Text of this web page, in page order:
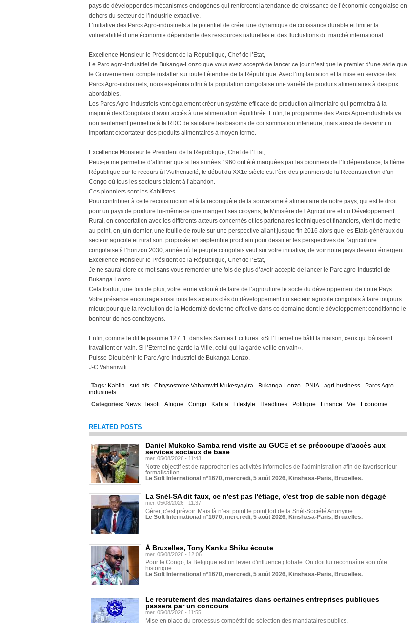
pays de développer des mécanismes endogènes qui renforcent la tendance de croissance de l’économie congolaise en
dehors du secteur de l’industrie extractive.
L’initiative des Parcs Agro-industriels a le potentiel de créer une dynamique de croissance durable et limiter la
vulnérabilité d’une économie dépendante des ressources naturelles et des fluctuations du marché international.
Excellence Monsieur le Président de la République, Chef de l’Etat,
Le Parc agro-industriel de Bukanga-Lonzo que vous avez accepté de lancer ce jour n’est que le premier d’une série que
le Gouvernement compte installer sur toute l’étendue de la République. Avec l’implantation et la mise en service des
Parcs Agro-industriels, nous espérons offrir à la population congolaise une variété de produits alimentaires à des prix
abordables.
Les Parcs Agro-industriels vont également créer un système efficace de production alimentaire qui permettra à la
majorité des Congolais d’avoir accès à une alimentation équilibrée. Enfin, le programme des Parcs Agro-industriels va
non seulement permettre à la RDC de satisfaire les besoins de consommation intérieure, mais aussi de devenir un
important exportateur des produits alimentaires à moyen terme.
Excellence Monsieur le Président de la République, Chef de l’Etat,
Peux-je me permettre d’affirmer que si les années 1960 ont été marquées par les pionniers de l’Indépendance, la IIème
République par le recours à l’Authenticité, le début du XX1e siècle est l’ère des pionniers de la Reconstruction d’un
Congo où tous les secteurs étaient à l’abandon.
Ces pionniers sont les Kabilistes.
Pour contribuer à cette reconstruction et à la reconquête de la souveraineté alimentaire de notre pays, qui est le droit
pour un pays de produire lui-même ce que mangent ses citoyens, le Ministère de l’Agriculture et du Développement
Rural, en concertation avec les différents acteurs concernés et les partenaires techniques et financiers, vient de mettre
au point, en juin dernier, une feuille de route sur une perspective allant jusque fin 2016 alors que les Etats généraux du
secteur agricole et rural sont proposés en septembre prochain pour dessiner les perspectives de l’agriculture
congolaise à l’horizon 2030, année où le peuple congolais veut sur votre initiative, de voir notre pays devenir émergent.
Excellence Monsieur le Président de la République, Chef de l’Etat,
Je ne saurai clore ce mot sans vous remercier une fois de plus d’avoir accepté de lancer le Parc agro-industriel de
Bukanga Lonzo.
Cela traduit, une fois de plus, votre ferme volonté de faire de l’agriculture le socle du développement de notre Pays.
Votre présence encourage aussi tous les acteurs clés du développement du secteur agricole congolais à faire toujours
mieux pour que la révolution de la Modernité devienne effective dans ce domaine dont le développement conditionne le
bonheur de nos concitoyens.
Enfin, comme le dit le psaume 127: 1. dans les Saintes Ecritures: «Si l’Eternel ne bâtit la maison, ceux qui bâtissent
travaillent en vain. Si l’Eternel ne garde la Ville, celui qui la garde veille en vain».
Puisse Dieu bénir le Parc Agro-Industriel de Bukanga-Lonzo.
J-C Vahamwiti.
Tags: Kabila sud-afs Chrysostome Vahamwiti Mukesyayira Bukanga-Lonzo PNIA agri-business
Parcs Agro-
industriels
Categories: News lesoft Afrique Congo Kabila Lifestyle Headlines Politique Finance Vie Economie
RELATED POSTS
Daniel Mukoko Samba rend visite au GUCE et se préoccupe d'accès aux
services sociaux de base
mer, 05/08/2026 - 11:43
Notre objectif est de rapprocher les activités informelles de l'administration afin de favoriser leur
formalisation.
Le Soft International n°1670, mercredi, 5 août 2026, Kinshasa-Paris, Bruxelles.
La Snél-SA dit faux, ce n'est pas l'étiage, c'est trop de sable non dégagé
mer, 05/08/2026 - 11:37
Gérer, c’est prévoir. Mais là n’est point le point fort de la Snél-Société Anonyme.
Le Soft International n°1670, mercredi, 5 août 2026, Kinshasa-Paris, Bruxelles.
À Bruxelles, Tony Kanku Shiku écoute
mer, 05/08/2026 - 12:06
Pour le Congo, la Belgique est un levier d'influence globale. On doit lui reconnaître son rôle
historique...
Le Soft International n°1670, mercredi, 5 août 2026, Kinshasa-Paris, Bruxelles.
Le recrutement des mandataires dans certaines entreprises publiques
passera par un concours
mer, 05/08/2026 - 11:55
Mise en place du processus compétitif de sélection des mandataires publics.